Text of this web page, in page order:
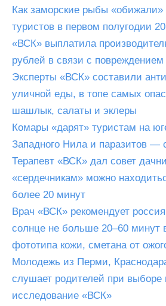
Как заморские рыбы «обижали»
туристов в первом полугодии
«ВСК» выплатила
рублей в связи с повреждением
Эксперты «ВСК» составили
уличной еды, в топе самых
шашлык, салаты и эклеры
Комары «дарят» туристам на
Западного Нила и паразитов —
Терапевт «ВСК» дал совет
«сердечникам» можно
более 20 минут
Врач «ВСК» рекомендует
солнце не больше 20–60 минут
фототипа кожи, сметана от
Молодежь из Перми,
слушает родителей при
исследование «ВСК»